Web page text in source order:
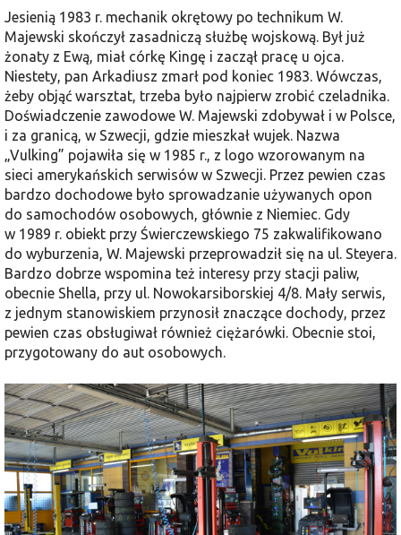
Jesienią 1983 r. mechanik okrętowy po technikum W.
Majewski skończył zasadniczą służbę wojskową. Był już
żonaty z Ewą, miał córkę Kingę i zaczął pracę u ojca.
Niestety, pan Arkadiusz zmarł pod koniec 1983. Wówczas,
żeby objąć warsztat, trzeba było najpierw zrobić czeladnika.
Doświadczenie zawodowe W. Majewski zdobywał i w Polsce,
i za granicą, w Szwecji, gdzie mieszkał wujek. Nazwa
„Vulking” pojawiła się w 1985 r., z logo wzorowanym na
sieci amerykańskich serwisów w Szwecji. Przez pewien czas
bardzo dochodowe było sprowadzanie używanych opon
do samochodów osobowych, głównie z Niemiec. Gdy
w 1989 r. obiekt przy Świerczewskiego 75 zakwalifikowano
do wyburzenia, W. Majewski przeprowadził się na ul. Steyera.
Bardzo dobrze wspomina też interesy przy stacji paliw,
obecnie Shella, przy ul. Nowokarsiborskiej 4/8. Mały serwis,
z jednym stanowiskiem przynosił znaczące dochody, przez
pewien czas obsługiwał również ciężarówki. Obecnie stoi,
przygotowany do aut osobowych.